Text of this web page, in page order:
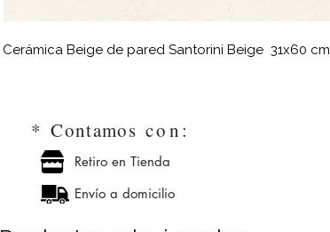
Cerámica Beige de pared Santorini Beige 31x60 cm
*Contamos con:
Retiro en Tienda
Envío a domicilio